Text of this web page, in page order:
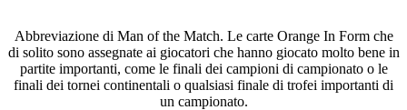
Abbreviazione di Man of the Match. Le carte Orange In Form che
di solito sono assegnate ai giocatori che hanno giocato molto bene in
partite importanti, come le finali dei campioni di campionato o le
finali dei tornei continentali o qualsiasi finale di trofei importanti di
un campionato.